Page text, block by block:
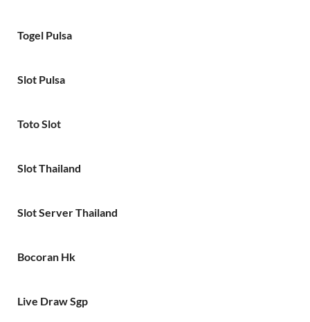
Togel Pulsa
Slot Pulsa
Toto Slot
Slot Thailand
Slot Server Thailand
Bocoran Hk
Live Draw Sgp